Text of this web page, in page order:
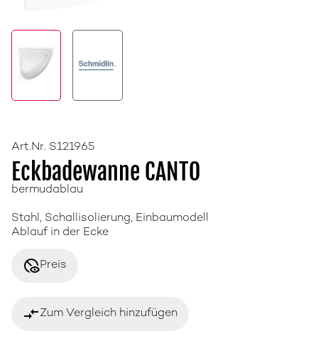
Art.Nr. S121965
Eckbadewanne CANTO
bermudablau
Stahl, Schallisolierung, Einbaumodell
Ablauf in der Ecke
disabled_visiblePreis
compare_arrowsZum Vergleich hinzufügen